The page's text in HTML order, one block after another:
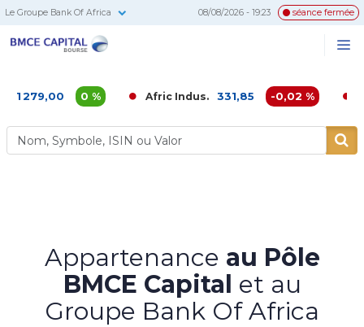
Le Groupe Bank Of Africa 08/08/2026 - 19:23 séance fermée
0 % Afric Indus. 331,85 -0,02 %
Appartenance au Pôle
BMCE Capital et au
Groupe Bank Of Africa